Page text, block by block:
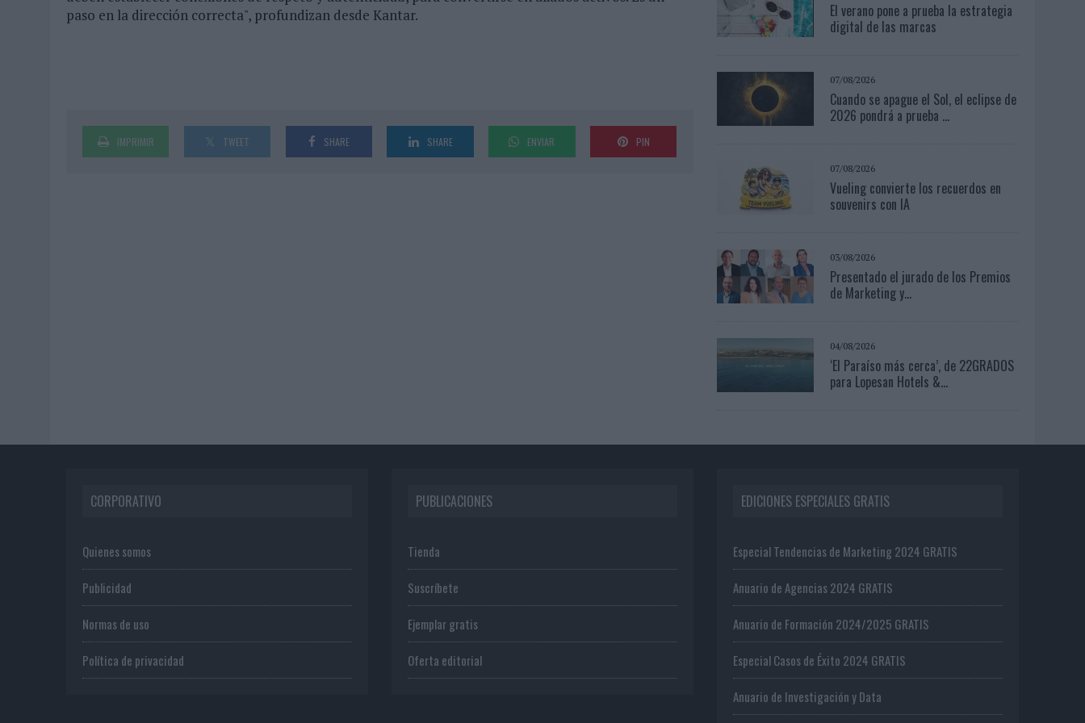
paso en la dirección correcta", profundizan desde Kantar.
IMPRIMIR TWEET SHARE SHARE ENVIAR PIN
El verano pone a prueba la estrategia
digital de las marcas
07/08/2026
Cuando se apague el Sol, el eclipse de
2026 pondrá a prueba ...
07/08/2026
Vueling convierte los recuerdos en
souvenirs con IA
03/08/2026
Presentado el jurado de los Premios
de Marketing y...
04/08/2026
‘El Paraíso más cerca’, de 22GRADOS
para Lopesan Hotels &...
CORPORATIVO
Quienes somos
Publicidad
Normas de uso
Política de privacidad
PUBLICACIONES
Tienda
Suscríbete
Ejemplar gratis
Oferta editorial
EDICIONES ESPECIALES GRATIS
Especial Tendencias de Marketing 2024 GRATIS
Anuario de Agencias 2024 GRATIS
Anuario de Formación 2024/2025 GRATIS
Especial Casos de Éxito 2024 GRATIS
Anuario de Investigación y Data